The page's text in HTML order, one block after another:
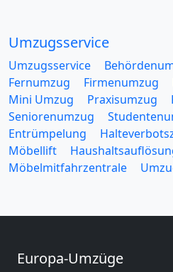
Umzugsservice
Umzugsservice
Fernumzug
Firmenumzug
Mini Umzug
Praxisumzug
Seniorenumzug
Entrümpelung
Möbellift
Möbelmitfahrzentrale
Europa-Umzüge